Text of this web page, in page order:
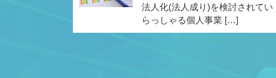
法人化(法人成り)を検討されてい
らっしゃる個人事業 […]